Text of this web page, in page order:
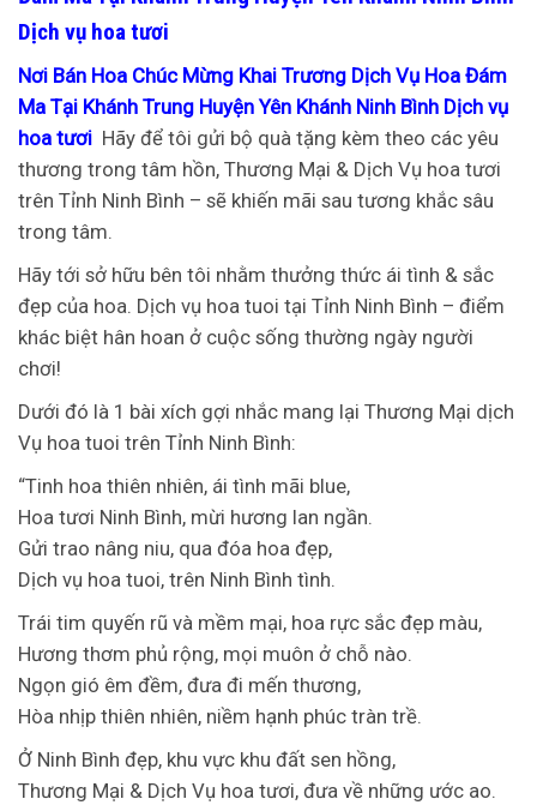
Dịch vụ hoa tươi
Nơi Bán Hoa Chúc Mừng Khai Trương Dịch Vụ Hoa Đám
Ma Tại Khánh Trung Huyện Yên Khánh Ninh Bình Dịch vụ
hoa tươi Hãy để tôi gửi bộ quà tặng kèm theo các yêu
thương trong tâm hồn, Thương Mại & Dịch Vụ hoa tươi
trên Tỉnh Ninh Bình – sẽ khiến mãi sau tương khắc sâu
trong tâm.
Hãy tới sở hữu bên tôi nhằm thưởng thức ái tình & sắc
đẹp của hoa. Dịch vụ hoa tuoi tại Tỉnh Ninh Bình – điểm
khác biệt hân hoan ở cuộc sống thường ngày người
chơi!
Dưới đó là 1 bài xích gợi nhắc mang lại Thương Mại dịch
Vụ hoa tuoi trên Tỉnh Ninh Bình:
“Tinh hoa thiên nhiên, ái tình mãi blue,
Hoa tươi Ninh Bình, mừi hương lan ngần.
Gửi trao nâng niu, qua đóa hoa đẹp,
Dịch vụ hoa tuoi, trên Ninh Bình tình.
Trái tim quyến rũ và mềm mại, hoa rực sắc đẹp màu,
Hương thơm phủ rộng, mọi muôn ở chỗ nào.
Ngọn gió êm đềm, đưa đi mến thương,
Hòa nhịp thiên nhiên, niềm hạnh phúc tràn trề.
Ở Ninh Bình đẹp, khu vực khu đất sen hồng,
Thương Mại & Dịch Vụ hoa tươi, đưa về những ước ao.